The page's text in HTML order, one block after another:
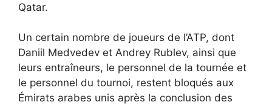
Qatar.
Un certain nombre de joueurs de l’ATP, dont
Daniil Medvedev et Andrey Rublev, ainsi que
leurs entraîneurs, le personnel de la tournée et
le personnel du tournoi, restent bloqués aux
Émirats arabes unis après la conclusion des